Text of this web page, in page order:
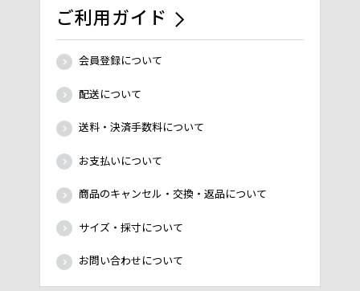
ご利用ガイド
会員登録について
配送について
送料・決済手数料について
お支払いについて
商品のキャンセル・交換・返品について
サイズ・採寸について
お問い合わせについて